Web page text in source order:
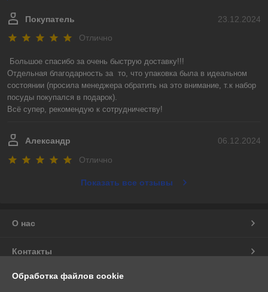
23.12.2024
Покупатель
Отлично
Большое спасибо за очень быструю доставку!!!
Отдельная благодарность за  то, что упаковка была в идеальном
состоянии (просила менеджера обратить на это внимание, т.к набор
посуды покупался в подарок).
Всё супер, рекомендую к сотрудничеству!
06.12.2024
Александр
Отлично
Показать все отзывы
О нас
Контакты
Доставка и оплата
Обработка файлов cookie